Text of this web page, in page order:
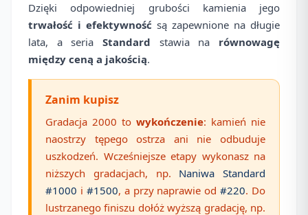
Dzięki odpowiedniej grubości kamienia jego
trwałość i efektywność są zapewnione na długie
lata, a seria Standard stawia na równowagę
między ceną a jakością.
Zanim kupisz
Gradacja 2000 to wykończenie: kamień nie
naostrzy tępego ostrza ani nie odbuduje
uszkodzeń. Wcześniejsze etapy wykonasz na
niższych gradacjach, np. Naniwa Standard
#1000 i #1500, a przy naprawie od#220. Do
lustrzanego finiszu dołóż wyższą gradację, np.